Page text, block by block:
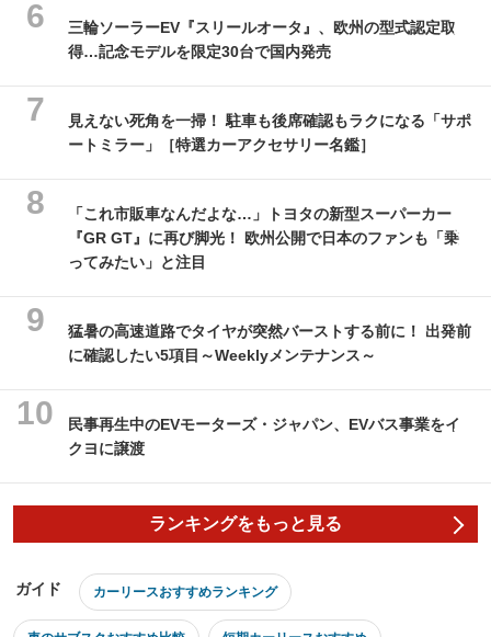
三輪ソーラーEV『スリールオータ』、欧州の型式認定取
得…記念モデルを限定30台で国内発売
見えない死角を一掃！ 駐車も後席確認もラクになる「サポ
ートミラー」［特選カーアクセサリー名鑑］
「これ市販車なんだよな…」トヨタの新型スーパーカー
『GR GT』に再び脚光！ 欧州公開で日本のファンも「乗
ってみたい」と注目
猛暑の高速道路でタイヤが突然バーストする前に！ 出発前
に確認したい5項目～Weeklyメンテナンス～
民事再生中のEVモーターズ・ジャパン、EVバス事業をイ
クヨに譲渡
ランキングをもっと見る
ガイド カーリースおすすめランキング